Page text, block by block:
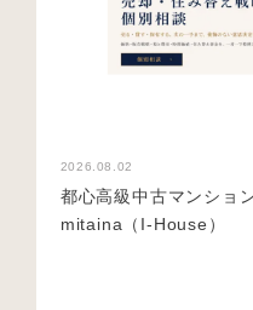
2026.08.02
都心高級中古マンショ
mitaina（I-House）